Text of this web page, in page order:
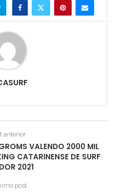
anterior
VALENDO 2000 MIL
CATARINENSE DE SURF
2021
post